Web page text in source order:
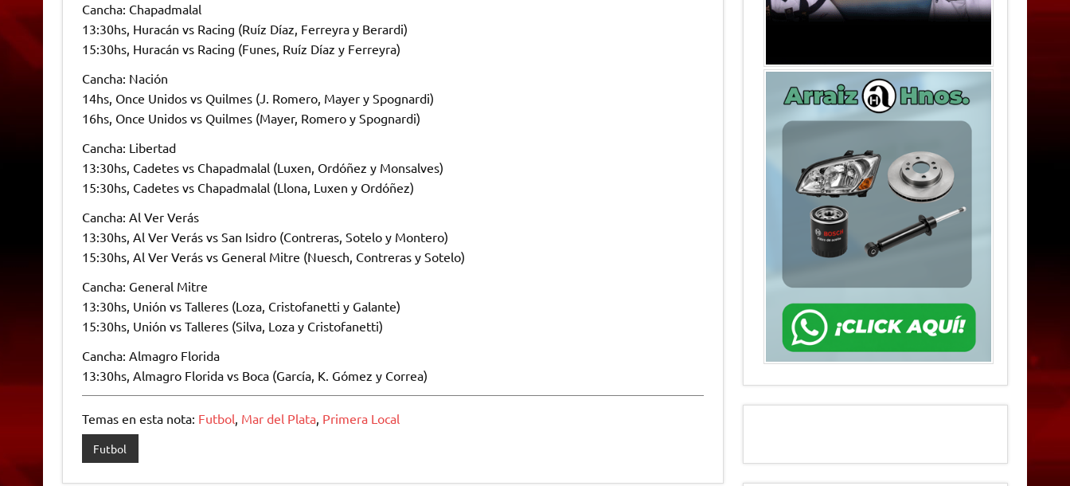
Cancha: Chapadmalal
13:30hs, Huracán vs Racing (Ruíz Díaz, Ferreyra y Berardi)
15:30hs, Huracán vs Racing (Funes, Ruíz Díaz y Ferreyra)
Cancha: Nación
14hs, Once Unidos vs Quilmes (J. Romero, Mayer y Spognardi)
16hs, Once Unidos vs Quilmes (Mayer, Romero y Spognardi)
Cancha: Libertad
13:30hs, Cadetes vs Chapadmalal (Luxen, Ordóñez y Monsalves)
15:30hs, Cadetes vs Chapadmalal (Llona, Luxen y Ordóñez)
Cancha: Al Ver Verás
13:30hs, Al Ver Verás vs San Isidro (Contreras, Sotelo y Montero)
15:30hs, Al Ver Verás vs General Mitre (Nuesch, Contreras y Sotelo)
Cancha: General Mitre
13:30hs, Unión vs Talleres (Loza, Cristofanetti y Galante)
15:30hs, Unión vs Talleres (Silva, Loza y Cristofanetti)
Cancha: Almagro Florida
13:30hs, Almagro Florida vs Boca (García, K. Gómez y Correa)
Temas en esta nota: Futbol, Mar del Plata, Primera Local
Futbol